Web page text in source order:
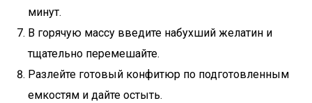
минут.
В горячую массу введите набухший желатин и
тщательно перемешайте.
Разлейте готовый конфитюр по подготовленным
емкостям и дайте остыть.